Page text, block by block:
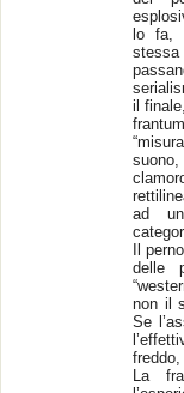
lo fa,
il
ad
Il
delle
non il
Se
La